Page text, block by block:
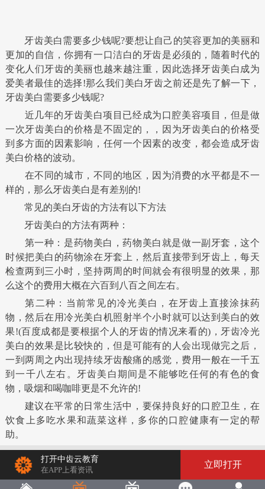
牙齿美白需要多少钱呢?要想让自己的笑容更加的美丽和
更加的自信，你拥有一口洁白的牙齿是必须的，随着时代的
变化人们牙齿的美丽也越来越注重，因此选择牙齿美白成为
爱美者最佳的选择!那么我们美白牙齿之前还是先了解一下，
牙齿美白需要多少钱呢?
近几年的牙齿美白项目已经成为口腔美容项目，但是做
一次牙齿美白的价格是不固定的，，因为牙齿美白的价格受
到多方面的因素影响，任何一个因素的改变，都会造成牙齿
美白价格的波动。
在不同的城市，不同的地区，因为消费的水平都是不一
样的，那么牙齿美白是有差别的!
常见的美白牙齿的方法有以下方法
牙齿美白的方法有两种：
第一种：是药物美白，药物美白就是做一副牙套，这个
时候把美白的药物涂在牙套上，然后直接带到牙齿上，每天
检查两到三小时，坚持两周的时间就会有很明显的效果，那
么这个的费用大概在六百到八百之间左右。
第二种：当前常见的冷光美白，在牙齿上直接涂抹药
物，然后在用冷光美白机照射半个小时就可以达到美白的效
果!(百度成都是要根据个人的牙齿的情况来看的)，牙齿冷光
美白的效果是比较快的，但是可能有的人会出现做完之后，
一到两周之内出现持续牙齿酸痛的感觉，费用一般在一千五
到一千八左右。牙齿美白期间是不能够吃任何的有色的食
物，吸烟和喝咖啡更是不允许的!
建议在平常的日常生活中，要保持良好的口腔卫生，在
饮食上多吃水果和蔬菜这样，多你的口腔健康有一定的帮
助。
打开中齿云教育
在APP上看资讯
立即打开